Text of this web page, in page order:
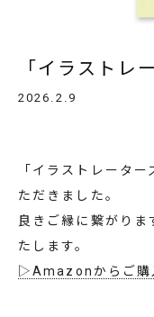
「イラストレ
2026.2.9
「イラストレータ
ただきました。
良きご縁に繋がりま
たします。
▷Amazonからご購